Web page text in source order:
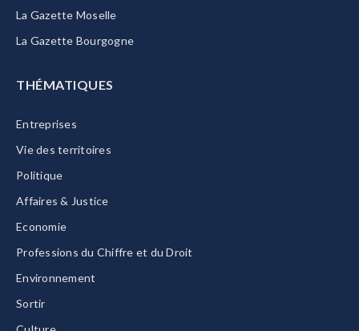
La Gazette Moselle
La Gazette Bourgogne
THÉMATIQUES
Entreprises
Vie des territoires
Politique
Affaires & Justice
Economie
Professions du Chiffre et du Droit
Environnement
Sortir